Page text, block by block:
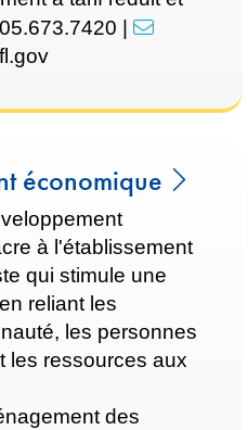
économique
à l'établissement
qui stimule une
reliant les
les personnes
les ressources aux
des